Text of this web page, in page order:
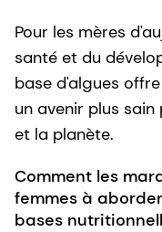
Pour les mères
santé et du
base d'algues
un avenir plus
et la planète.
Comment les
femmes à
bases